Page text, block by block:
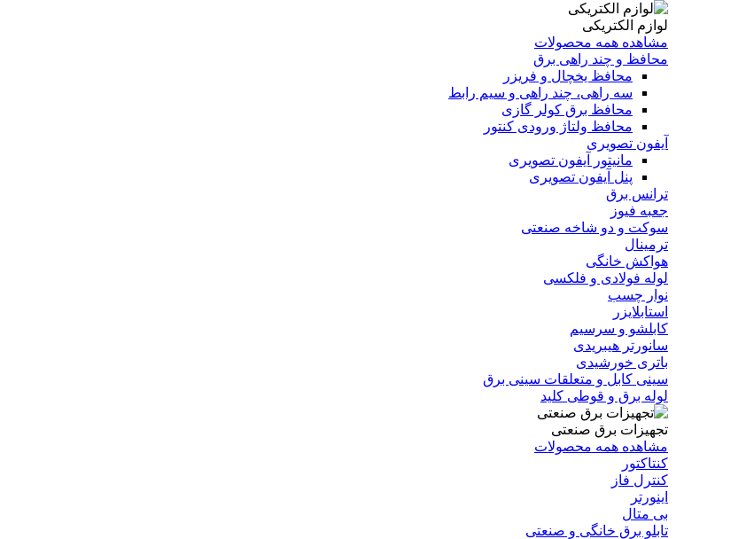
لوازم الکتریکی
مشاهده همه محصولات
محافظ و چند راهی برق
محافظ یخچال و فریزر
سه راهی، چند راهی و سیم رابط
محافظ برق کولر گازی
محافظ ولتاژ ورودی کنتور
آیفون تصویری
مانیتور آیفون تصویری
پنل آیفون تصویری
ترانس برق
جعبه فیوز
سوکت و دو شاخه صنعتی
ترمینال
هواکش خانگی
لوله فولادی و فلکسی
نوار چسب
استابلایزر
کابلشو و سرسیم
سانورتر هیبریدی
باتری خورشیدی
سینی کابل و متعلقات سینی برق
لوله برق و قوطی کلید
تجهیزات برق صنعتی
مشاهده همه محصولات
کنتاکتور
کنترل فاز
اینورتر
بی متال
تابلو برق خانگی و صنعتی